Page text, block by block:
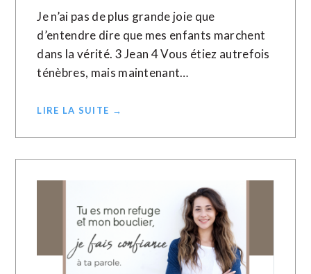
Je n’ai pas de plus grande joie que
d’entendre dire que mes enfants marchent
dans la vérité. 3 Jean 4 Vous étiez autrefois
ténèbres, mais maintenant…
LIRE LA SUITE →